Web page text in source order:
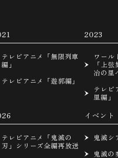
テレビアニメ「無限列車
編」
テレビアニメ「遊郭編」
2023
ワール
「上
冶の里
テレビ
里編」
テレビアニメ「鬼滅の
刃」シリーズ全編再放送
イベント
鬼滅シ
鬼滅の